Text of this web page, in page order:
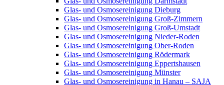
Glas- und Osmosereinigung Dieburg
Glas- und Osmosereinigung Groß-Zimmern
Glas- und Osmosereinigung Groß-Umstadt
Glas- und Osmosereinigung Nieder-Roden
Glas- und Osmosereinigung Ober-Roden
Glas- und Osmosereinigung Rödermark
Glas- und Osmosereinigung Eppertshausen
Glas- und Osmosereinigung Münster
Glas- und Osmosereinigung in Hanau – SAJA